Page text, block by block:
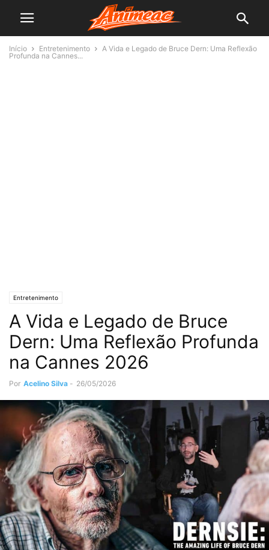
Início Entretenimento
A Vida e Legado de Bruce Dern: Uma Reflexão
Profunda na Cannes...
Entretenimento
A Vida e Legado de Bruce
Dern: Uma Reflexão Profunda
na Cannes 2026
Por Acelino Silva - 26/05/2026